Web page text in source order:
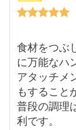
食材をつぶ
に万能なハ
アタッチメ
もすること
普段の調理
利です。